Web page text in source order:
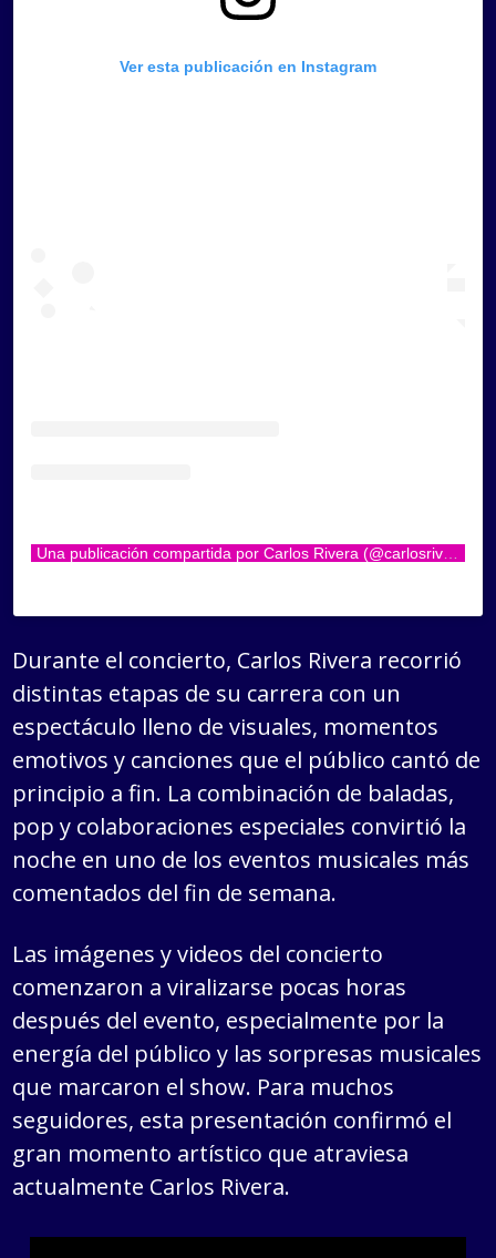
Ver esta publicación en Instagram
Durante el concierto, Carlos Rivera recorrió
distintas etapas de su carrera con un
espectáculo lleno de visuales, momentos
emotivos y canciones que el público cantó de
principio a fin. La combinación de baladas,
pop y colaboraciones especiales convirtió la
noche en uno de los eventos musicales más
comentados del fin de semana.
Las imágenes y videos del concierto
comenzaron a viralizarse pocas horas
después del evento, especialmente por la
energía del público y las sorpresas musicales
que marcaron el show. Para muchos
seguidores, esta presentación confirmó el
gran momento artístico que atraviesa
actualmente Carlos Rivera.